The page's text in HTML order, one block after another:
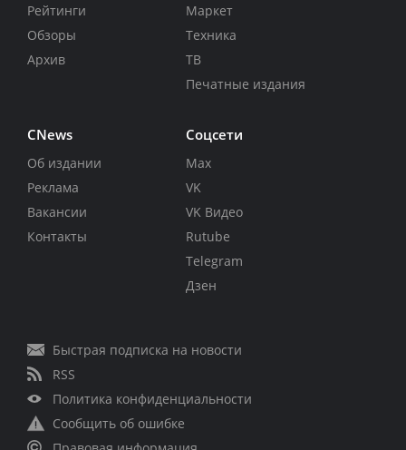
Рейтинги
Обзоры
Архив
Маркет
Техника
ТВ
Печатные издания
CNews
Об издании
Реклама
Вакансии
Контакты
Соцсети
Max
VK
VK Видео
Rutube
Telegram
Дзен
Быстрая подписка на новости
RSS
Политика конфиденциальности
Сообщить об ошибке